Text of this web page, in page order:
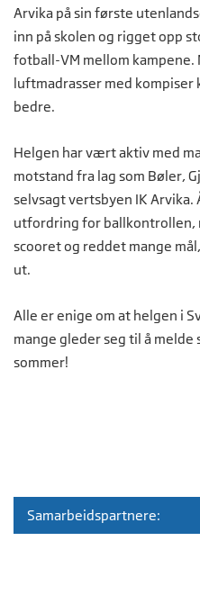
Arvika på sin første
inn på skolen og rigget opp
fotball-VM mellom kampene.
luftmadrasser med
bedre.
Helgen har vært aktiv med
motstand fra lag som Bøler,
selvsagt vertsbyen IK Arvika.
utfordring for
scooret og reddet mange
ut.
Alle er enige om at helgen i
mange gleder seg til å melde
sommer!
Samarbeidspartnere: